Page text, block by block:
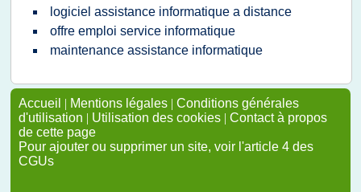
logiciel assistance informatique a distance
offre emploi service informatique
maintenance assistance informatique
Accueil | Mentions légales | Conditions générales
d'utilisation | Utilisation des cookies | Contact à propos
de cette page
Pour ajouter ou supprimer un site, voir l'article 4 des
CGUs